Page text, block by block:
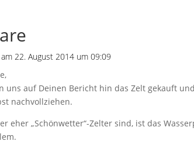
am 22. August 2014 um 09:09
uns auf Deinen Bericht hin das Zelt gekauft
nachvollziehen.
eher „Schönwetter“-Zelter sind, ist das